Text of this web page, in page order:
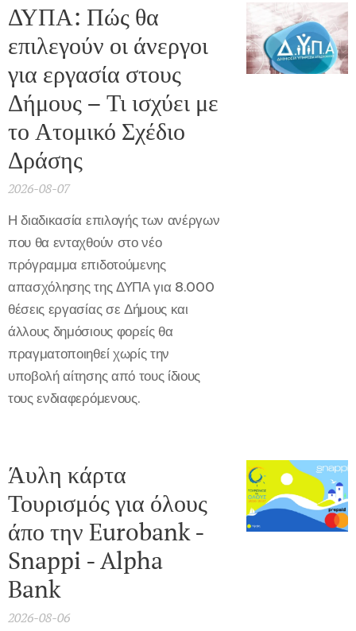
ΔΥΠΑ: Πώς θα
επιλεγούν οι άνεργοι
για εργασία στους
Δήμους – Τι ισχύει με
το Ατομικό Σχέδιο
Δράσης
2026-08-07
Η διαδικασία επιλογής των ανέργων
που θα ενταχθούν στο νέο
πρόγραμμα επιδοτούμενης
απασχόλησης της ΔΥΠΑ για 8.000
θέσεις εργασίας σε Δήμους και
άλλους δημόσιους φορείς θα
πραγματοποιηθεί χωρίς την
υποβολή αίτησης από τους ίδιους
τους ενδιαφερόμενους.
Άυλη κάρτα
Τουρισμός για όλους
άπο την Eurobank -
Snappi - Alpha
Bank
2026-08-06